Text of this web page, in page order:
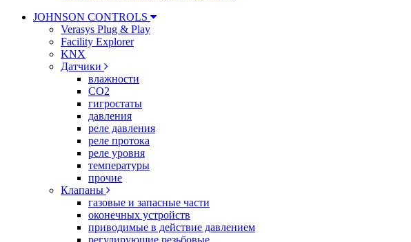
JOHNSON CONTROLS
Verasys Plug & Play
Facility Explorer
KNX
Датчики
влажности
CO2
гигростаты
давления
реле давления
реле протока
реле уровня
температуры
прочие
Клапаны
газовые и запасные части
оконечных устройств
приводимые в действие давлением
регулирующие резьбовые